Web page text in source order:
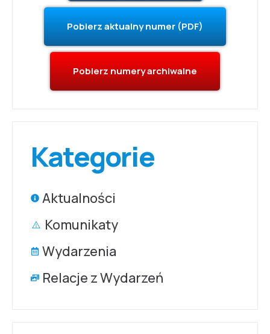
Pobierz aktualny numer (PDF)
Pobierz numery archiwalne
Kategorie
Aktualności
Komunikaty
Wydarzenia
Relacje z Wydarzeń